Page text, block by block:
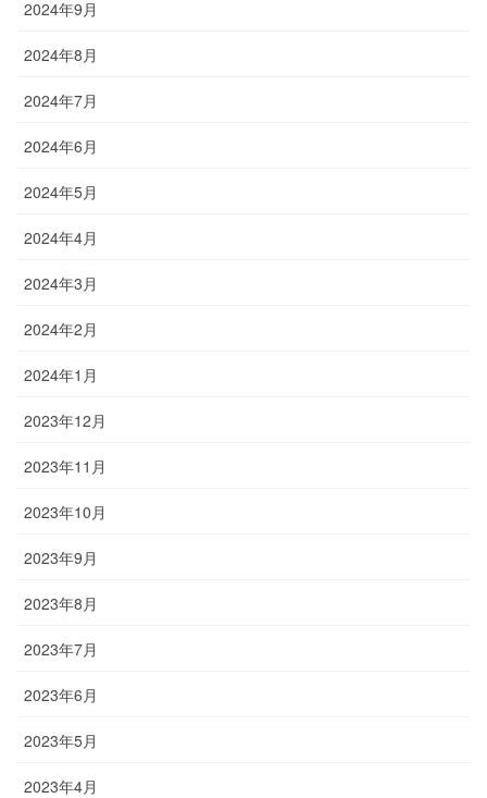
2024年9月
2024年8月
2024年7月
2024年6月
2024年5月
2024年4月
2024年3月
2024年2月
2024年1月
2023年12月
2023年11月
2023年10月
2023年9月
2023年8月
2023年7月
2023年6月
2023年5月
2023年4月